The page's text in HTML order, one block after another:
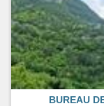
BUREAU